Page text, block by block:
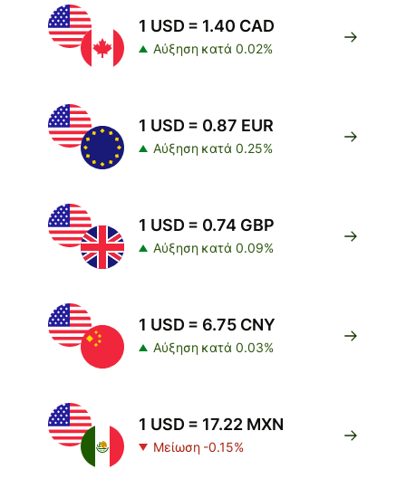
1 USD = 1.40 CAD
Αύξηση κατά 0.02%
1 USD = 0.87 EUR
Αύξηση κατά 0.25%
1 USD = 0.74 GBP
Αύξηση κατά 0.09%
1 USD = 6.75 CNY
Αύξηση κατά 0.03%
1 USD = 17.22 MXN
Μείωση -0.15%